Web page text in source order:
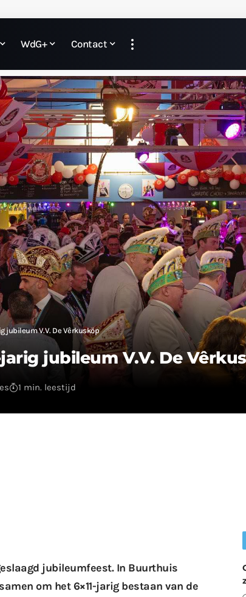
WdG+ Contact
jubileum V.V. De Vêrkusköp
jubileum V.V. De
1 min. leestijd
jubileumfeest. In Buurthuis
om het 6×11-jarig bestaan van de